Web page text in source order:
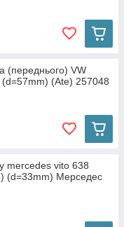
(переднього) VW
(Ate) 257048
mercedes vito 638
(d=33mm) Мерседес